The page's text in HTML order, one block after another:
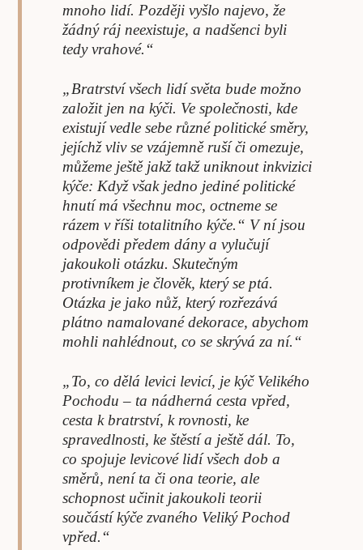
mnoho lidí. Později vyšlo najevo, že
žádný ráj neexistuje, a nadšenci byli
tedy vrahové.“
„Bratrství všech lidí světa bude možno
založit jen na kýči. Ve společnosti, kde
existují vedle sebe různé politické směry,
jejíchž vliv se vzájemně ruší či omezuje,
můžeme ještě jakž takž uniknout inkvizici
kýče: Když však jedno jediné politické
hnutí má všechnu moc, octneme se
rázem v říši totalitního kýče.“ V ní jsou
odpovědi předem dány a vylučují
jakoukoli otázku. Skutečným
protivníkem je člověk, který se ptá.
Otázka je jako nůž, který rozřezává
plátno namalované dekorace, abychom
mohli nahlédnout, co se skrývá za ní.“
„To, co dělá levici levicí, je kýč Velikého
Pochodu – ta nádherná cesta vpřed,
cesta k bratrství, k rovnosti, ke
spravedlnosti, ke štěstí a ještě dál. To,
co spojuje levicové lidí všech dob a
směrů, není ta či ona teorie, ale
schopnost učinit jakoukoli teorii
součástí kýče zvaného Veliký Pochod
vpřed.“